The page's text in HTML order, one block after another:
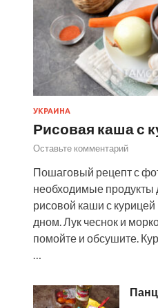
УКРАИНА
Рисовая каша с
Оставьте комментарий
Пошаговый рецепт с
необходимые продукты
рисовой каши с
дном. Лук чеснок и
помойте и обсушите.
…